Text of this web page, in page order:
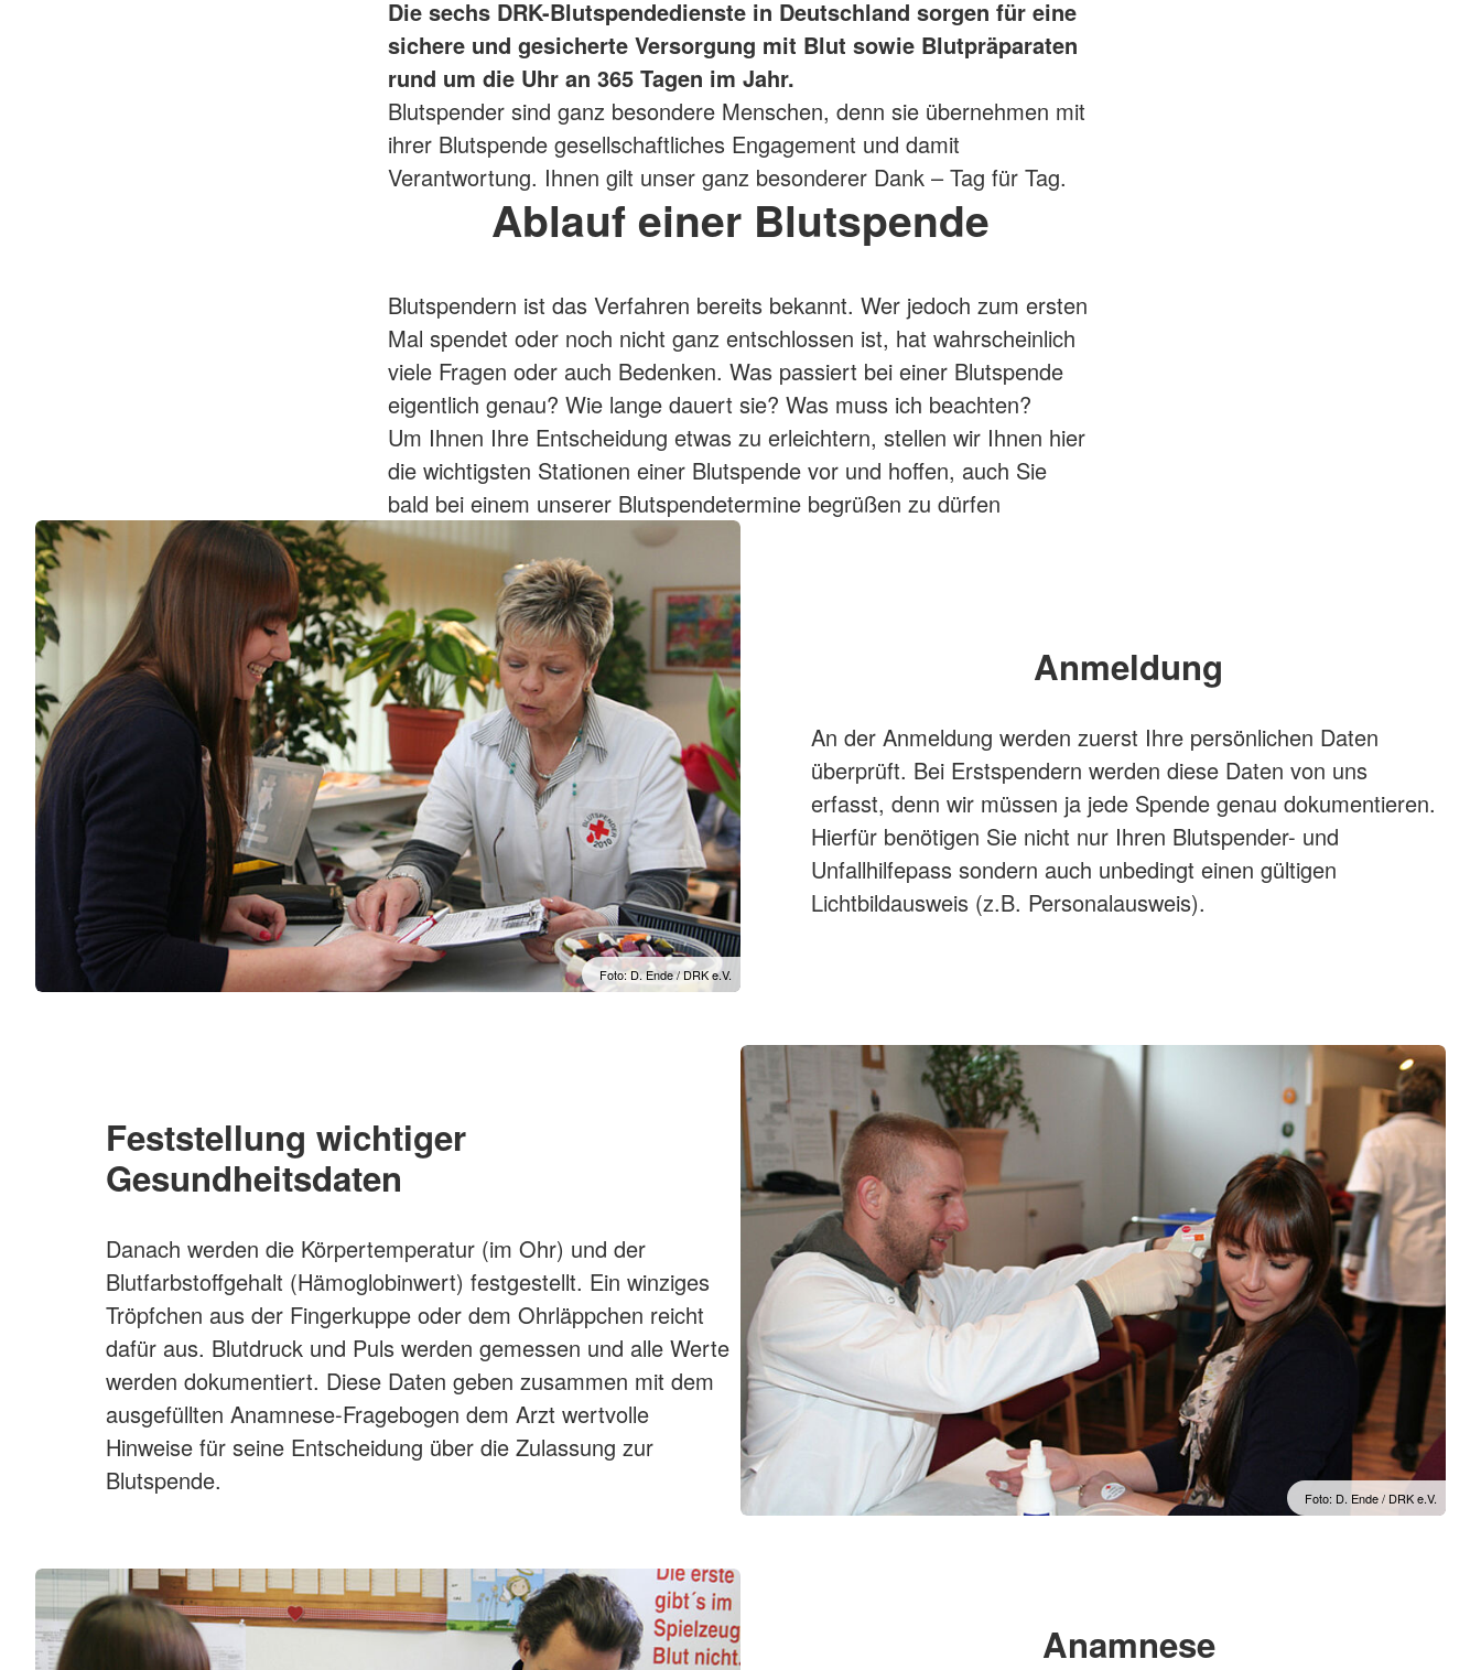
Die sechs DRK-Blutspendedienste in Deutschland sorgen für eine
sichere und gesicherte Versorgung mit Blut sowie Blutpräparaten
rund um die Uhr an 365 Tagen im Jahr.
Blutspender sind ganz besondere Menschen, denn sie übernehmen mit
ihrer Blutspende gesellschaftliches Engagement und damit
Verantwortung. Ihnen gilt unser ganz besonderer Dank – Tag für Tag.
Ablauf einer Blutspende
Blutspendern ist das Verfahren bereits bekannt. Wer jedoch zum ersten
Mal spendet oder noch nicht ganz entschlossen ist, hat wahrscheinlich
viele Fragen oder auch Bedenken. Was passiert bei einer Blutspende
eigentlich genau? Wie lange dauert sie? Was muss ich beachten?
Um Ihnen Ihre Entscheidung etwas zu erleichtern, stellen wir Ihnen hier
die wichtigsten Stationen einer Blutspende vor und hoffen, auch Sie
bald bei einem unserer Blutspendetermine begrüßen zu dürfen
Foto: D. Ende / DRK e.V.
Anmeldung
An der Anmeldung werden zuerst Ihre persönlichen Daten
überprüft. Bei Erstspendern werden diese Daten von uns
erfasst, denn wir müssen ja jede Spende genau dokumentieren.
Hierfür benötigen Sie nicht nur Ihren Blutspender- und
Unfallhilfepass sondern auch unbedingt einen gültigen
Lichtbildausweis (z.B. Personalausweis).
Foto: D. Ende / DRK e.V.
Feststellung wichtiger
Gesundheitsdaten
Danach werden die Körpertemperatur (im Ohr) und der
Blutfarbstoffgehalt (Hämoglobinwert) festgestellt. Ein winziges
Tröpfchen aus der Fingerkuppe oder dem Ohrläppchen reicht
dafür aus. Blutdruck und Puls werden gemessen und alle Werte
werden dokumentiert. Diese Daten geben zusammen mit dem
ausgefüllten Anamnese-Fragebogen dem Arzt wertvolle
Hinweise für seine Entscheidung über die Zulassung zur
Blutspende.
Anamnese